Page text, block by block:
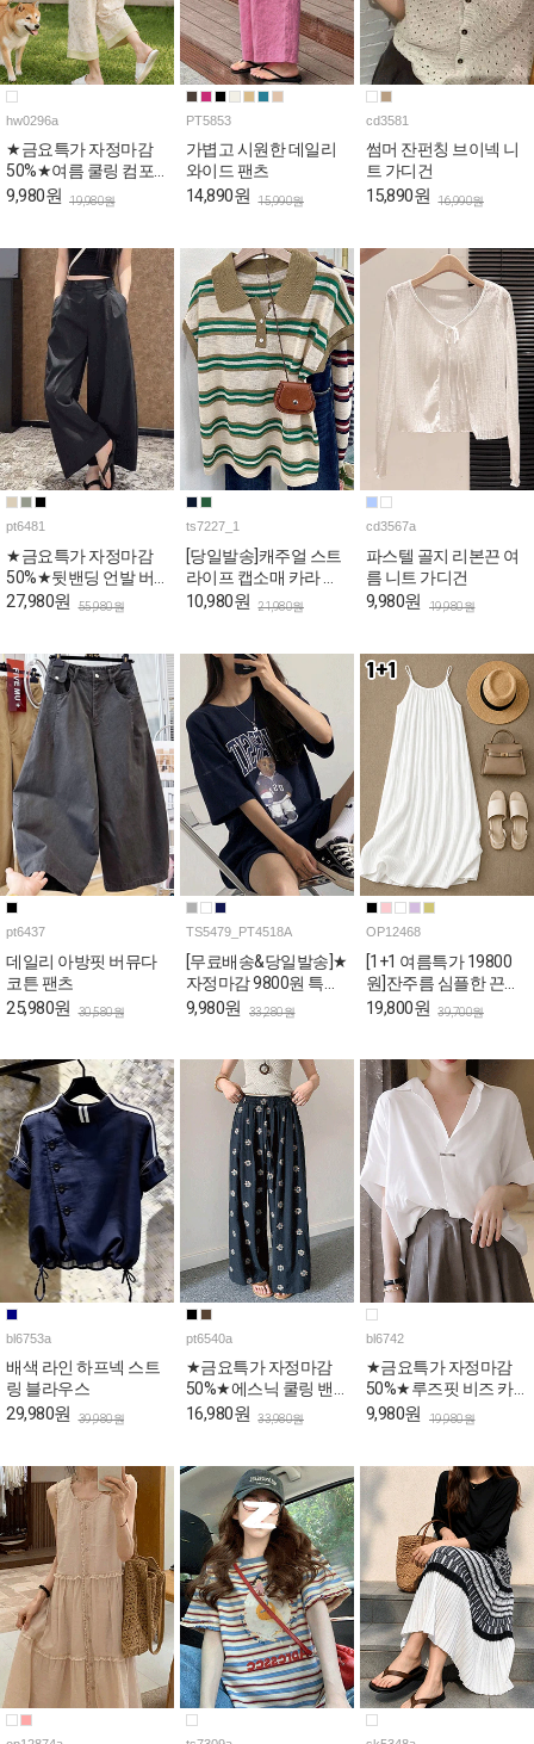
hw0296a
★금요특가 자정마감
50%★여름 쿨링 컴포
트 브라패드 홈웨어 세
9,980원 19,980원
PT5853
가볍고 시원한 데일리
와이드 팬츠
14,890원 15,990원
cd3581
썸머 잔펀칭 브이넥 니
트 가디건
15,890원 16,990원
pt6481
★금요특가 자정마감
50%★뒷밴딩 언발 버
튼 와이드 코튼 팬츠
27,980원 55,980원
ts7227_1
[당일발송]캐주얼 스트
라이프 캡소매 카라 티
셔츠
10,980원 21,980원
cd3567a
파스텔 골지 리본끈 여
름 니트 가디건
9,980원 19,980원
pt6437
데일리 아방핏 버뮤다
코튼 팬츠
25,980원 30,580원
TS5479_PT4518A
[무료배송&당일발송]★
자정마감 9800원 특가
★캐주얼 베어 박시 티
9,980원 33,280원
OP12468
[1+1 여름특가 19800
원]잔주름 심플한 끈나
시 롱 원피스
19,800원 39,700원
bl6753a
배색 라인 하프넥 스트
링 블라우스
29,980원 39,980원
pt6540a
★금요특가 자정마감
50%★에스닉 쿨링 밴
딩 와이드 팬츠
16,980원 33,980원
bl6742
★금요특가 자정마감
50%★루즈핏 비즈 카
라넥 반팔 블라우스
9,980원 19,980원